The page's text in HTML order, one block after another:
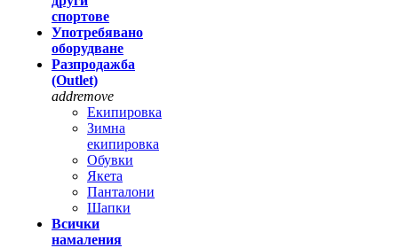
спортове
Употребявано
оборудване
Разпродажба
(Outlet)
addremove
Екипировка
Зимна
екипировка
Обувки
Якета
Панталони
Шапки
Всички
намаления